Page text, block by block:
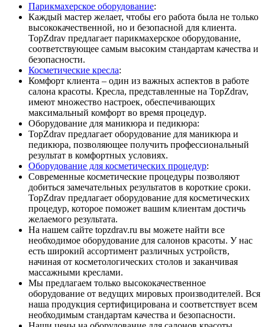
Парикмахерское оборудование:
Каждый мастер желает, чтобы его работа была не только
высококачественной, но и безопасной для клиента.
TopZdrav предлагает парикмахерское оборудование,
соответствующее самым высоким стандартам качества и
безопасности.
Косметические кресла:
Комфорт клиента – один из важных аспектов в работе
салона красоты. Кресла, представленные на TopZdrav,
имеют множество настроек, обеспечивающих
максимальный комфорт во время процедур.
Оборудование для маникюра и педикюра:
TopZdrav предлагает оборудование для маникюра и
педикюра, позволяющее получить профессиональный
результат в комфортных условиях.
Оборудование для косметических процедур:
Современные косметические процедуры позволяют
добиться замечательных результатов в короткие сроки.
TopZdrav предлагает оборудование для косметических
процедур, которое поможет вашим клиентам достичь
желаемого результата.
На нашем сайте topzdrav.ru вы можете найти все
необходимое оборудование для салонов красоты. У нас
есть широкий ассортимент различных устройств,
начиная от косметологических столов и заканчивая
массажными креслами.
Мы предлагаем только высококачественное
оборудование от ведущих мировых производителей. Вся
наша продукция сертифицирована и соответствует всем
необходимым стандартам качества и безопасности.